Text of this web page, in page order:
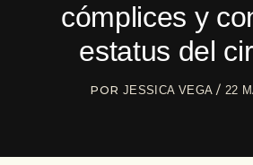
cómplices y
estatus del
POR JESSICA VEGA / 22